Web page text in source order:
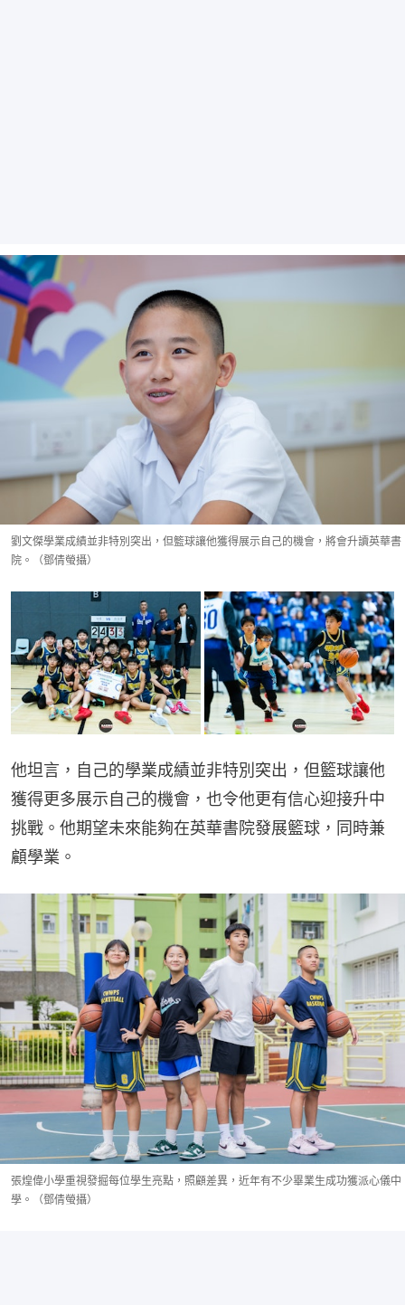
劉文傑學業成績並非特別突出，但籃球讓他獲得展示自己的機會，將會升讀英華書
院。（鄧倩螢攝）
他坦言，自己的學業成績並非特別突出，但籃球讓他
獲得更多展示自己的機會，也令他更有信心迎接升中
挑戰。他期望未來能夠在英華書院發展籃球，同時兼
顧學業。
張煌偉小學重視發掘每位學生亮點，照顧差異，近年有不少畢業生成功獲派心儀中
學。（鄧倩螢攝）